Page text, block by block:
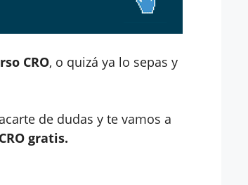
CRO, o quizá ya lo sepas y
de dudas y te vamos a
gratis.